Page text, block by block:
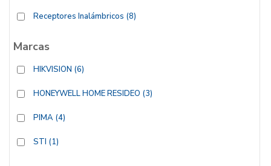
Receptores Inalámbricos (8)
Marcas
HIKVISION (6)
HONEYWELL HOME RESIDEO (3)
PIMA (4)
STI (1)